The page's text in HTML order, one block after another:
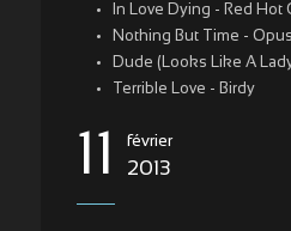
In Love Dying - Red Hot
Nothing But Time -
Dude (Looks Like A
Terrible Love - Birdy
11 février
2013